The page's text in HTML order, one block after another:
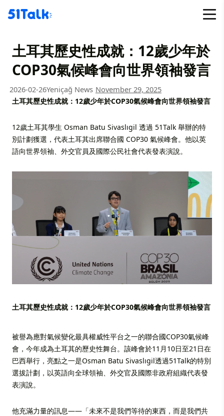
土耳其歷史性成就：12歲少年於
COP30氣候峰會向世界領袖發言
2026-02-26Yeniçağ News November 29, 2025
土耳其歷史性成就：12歲少年於COP30氣候峰會向世界領袖發言
12歲土耳其學生 Osman Batu Sivaslıgil 透過 51Talk 舉辦的特
別計劃獲選，代表土耳其出席聯合國 COP30 氣候峰會。他以英
語向世界領袖、外交官員及國際公民社會代表發表演說。
土耳其歷史性成就：12歲少年於COP30氣候峰會向世界領袖發言
被譽為應對氣候變化最具權威性平台之一的聯合國COP30氣候峰
會，今年成為土耳其的歷史性舞台。該峰會於11月10日至21日在
巴西舉行，亮點之一是Osman Batu Sivaslıgil透過51Talk的特別
選拔計劃，以英語向全球領袖、外交官及國際非政府組織代表發
表演說。
他充滿力量的訊息——「未來不是我們等待的東西，而是我們共